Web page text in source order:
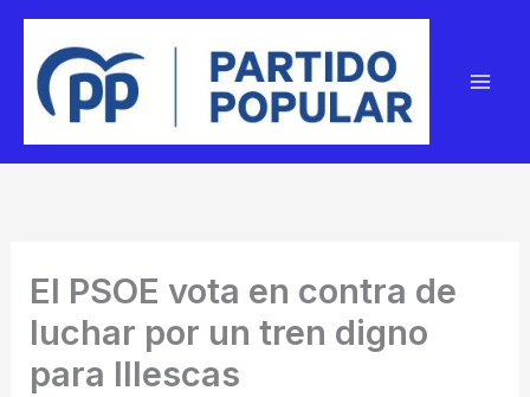
contenido
El PSOE vota en contra de
luchar por un tren digno
para Illescas